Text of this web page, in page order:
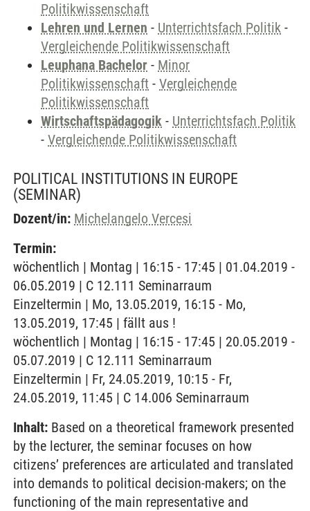
Politikwissenschaft
Lehren und Lernen - Unterrichtsfach Politik -
Vergleichende Politikwissenschaft
Leuphana Bachelor - Minor
Politikwissenschaft - Vergleichende
Politikwissenschaft
Wirtschaftspädagogik - Unterrichtsfach Politik
- Vergleichende Politikwissenschaft
POLITICAL INSTITUTIONS IN EUROPE
(SEMINAR)
Dozent/in: Michelangelo Vercesi
Termin:
wöchentlich | Montag | 16:15 - 17:45 | 01.04.2019 -
06.05.2019 | C 12.111 Seminarraum
Einzeltermin | Mo, 13.05.2019, 16:15 - Mo,
13.05.2019, 17:45 | fällt aus !
wöchentlich | Montag | 16:15 - 17:45 | 20.05.2019 -
05.07.2019 | C 12.111 Seminarraum
Einzeltermin | Fr, 24.05.2019, 10:15 - Fr,
24.05.2019, 11:45 | C 14.006 Seminarraum
Inhalt: Based on a theoretical framework presented
by the lecturer, the seminar focuses on how
citizens’ preferences are articulated and translated
into demands to political decision-makers; on the
functioning of the main representative and